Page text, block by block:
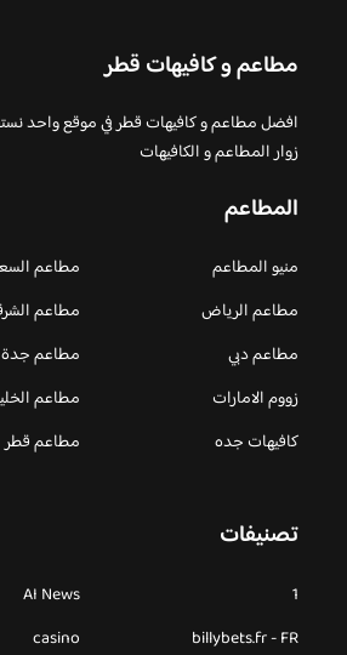
مطاعم و كافيهات قطر
افضل مطاعم و كافيهات قطر في موقع واحد
زوار المطاعم و الكافيهات
المطاعم
منيو المطاعم
مطاعم
مطاعم الرياض
مطاعم
مطاعم دبي
مطاعم جدة
زووم الامارات
مطاعم
كافيهات جده
مطاعم قطر
تصنيفات
1
AI News
billybets.fr - FR
casino